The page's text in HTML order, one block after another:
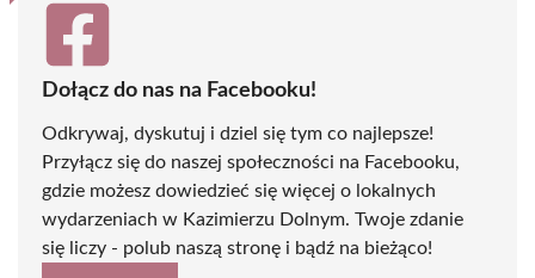
Dołącz do nas na Facebooku!
Odkrywaj, dyskutuj i dziel się tym co najlepsze!
Przyłącz się do naszej społeczności na Facebooku,
gdzie możesz dowiedzieć się więcej o lokalnych
wydarzeniach w Kazimierzu Dolnym. Twoje zdanie
się liczy - polub naszą stronę i bądź na bieżąco!